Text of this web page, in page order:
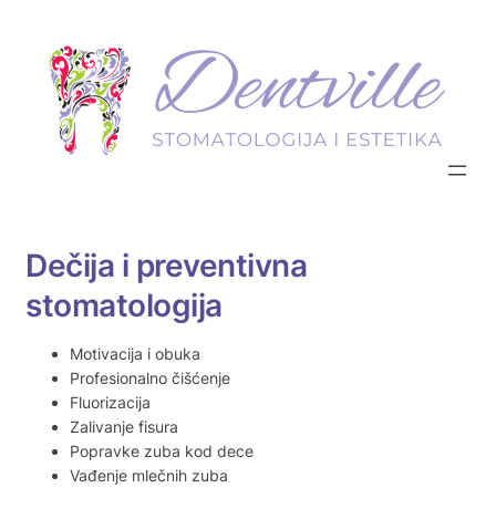
content
Dečija i preventivna
stomatologija
Motivacija i obuka
Profesionalno čišćenje
Fluorizacija
Zalivanje fisura
Popravke zuba kod dece
Vađenje mlečnih zuba